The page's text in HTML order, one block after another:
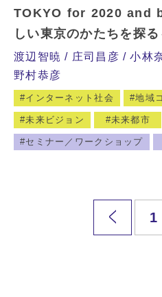
TOKYO for 2020 and
しい東京のかたちを探る
渡辺智暁 庄司昌彦 小林
野村恭彦
インターネット社会 地域
未来ビジョン 未来都市
セミナー／ワークショップ
1